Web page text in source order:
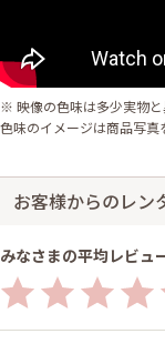
※ 映像の色味は多少実物
色味のイメージは商品写真
お客様からのレン
みなさまの平均レビュ